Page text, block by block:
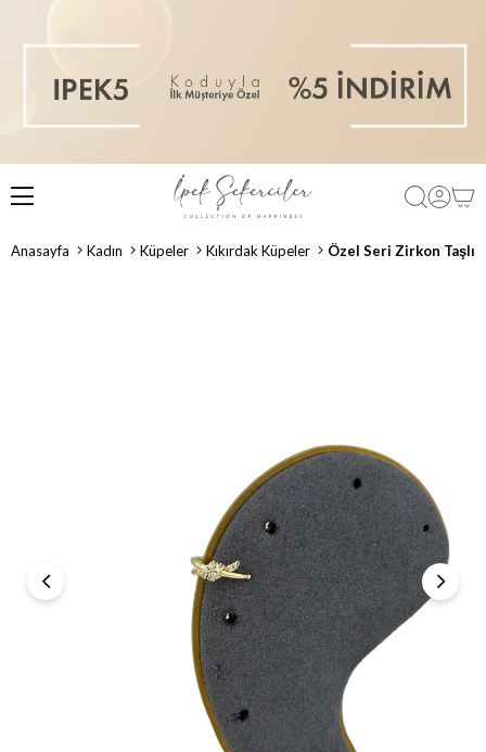
Anasayfa Kadın Küpeler Kıkırdak Küpeler Özel Seri Zirkon Taşlı